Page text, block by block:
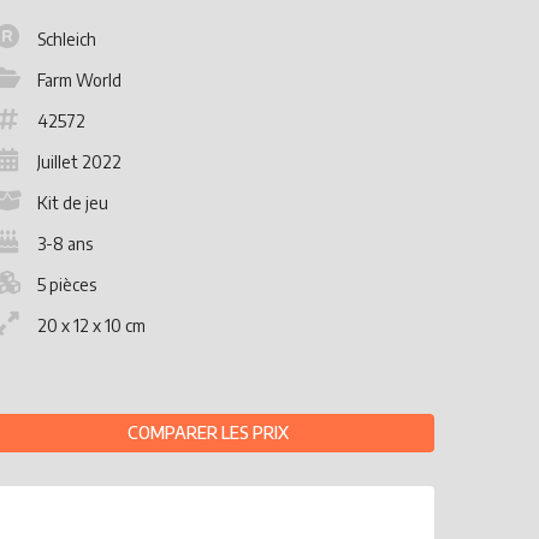
Schleich
Farm World
42572
Juillet 2022
Kit de jeu
3-8 ans
5 pièces
20 x 12 x 10 cm
COMPARER LES PRIX